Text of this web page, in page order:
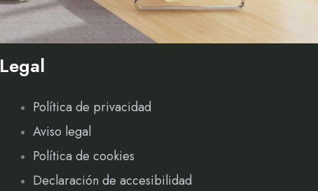
Legal
Política de privacidad
Aviso legal
Política de cookies
Declaración de accesibilidad